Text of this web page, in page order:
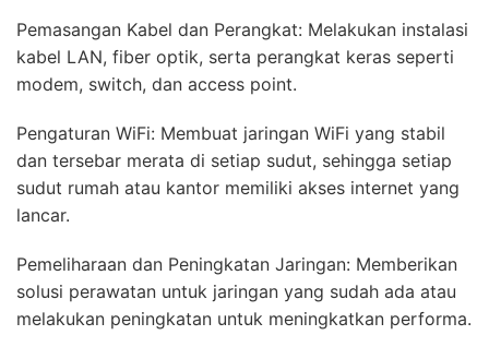
Pemasangan Kabel dan Perangkat: Melakukan instalasi
kabel LAN, fiber optik, serta perangkat keras seperti
modem, switch, dan access point.
Pengaturan WiFi: Membuat jaringan WiFi yang stabil
dan tersebar merata di setiap sudut, sehingga setiap
sudut rumah atau kantor memiliki akses internet yang
lancar.
Pemeliharaan dan Peningkatan Jaringan: Memberikan
solusi perawatan untuk jaringan yang sudah ada atau
melakukan peningkatan untuk meningkatkan performa.